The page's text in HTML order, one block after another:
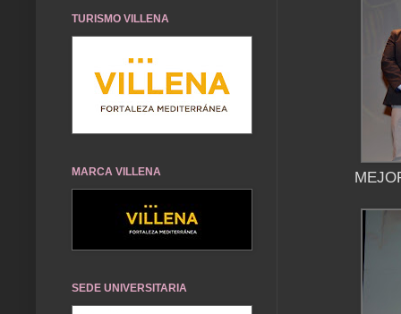
TURISMO VILLENA
MARCA VILLENA
SEDE UNIVERSITARIA